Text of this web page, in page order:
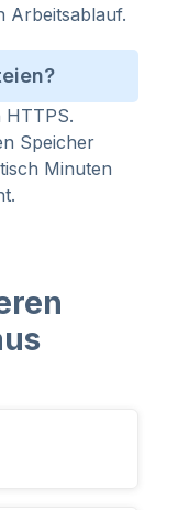
Arbeitsablauf.
Speicher
Minuten